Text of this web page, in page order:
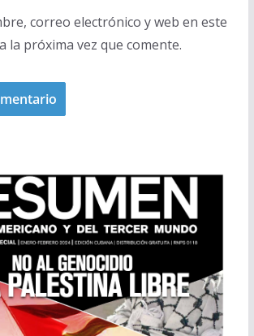
correo electrónico y web en este
la próxima vez que comente.